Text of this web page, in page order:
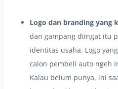
Logo dan branding yang
dan gampang diingat itu
identitas usaha. Logo
calon pembeli auto ngeh
Kalau belum punya, ini